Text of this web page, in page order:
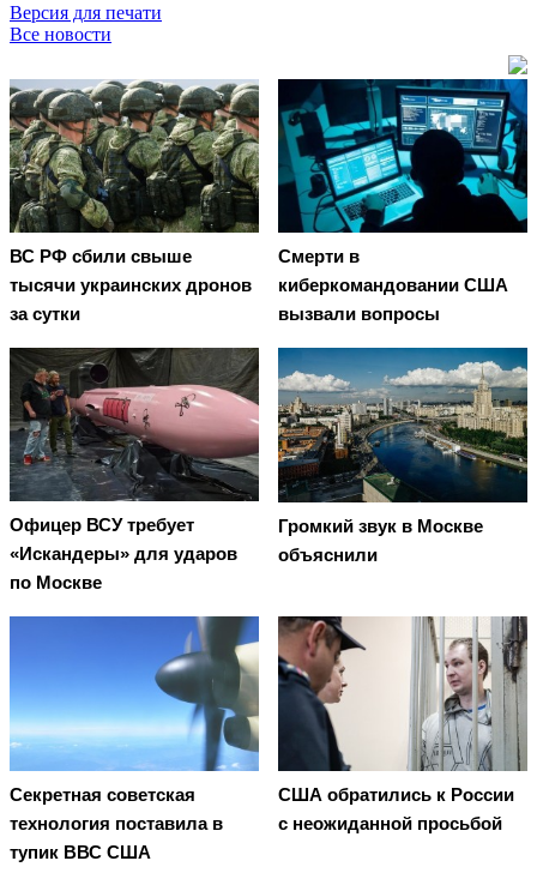
Версия для печати
Все новости
ВС РФ сбили свыше
тысячи украинских дронов
за сутки
Смерти в
киберкомандовании США
вызвали вопросы
Офицер ВСУ требует
«Искандеры» для ударов
по Москве
Громкий звук в Москве
объяснили
Секретная советская
технология поставила в
тупик ВВС США
США обратились к России
с неожиданной просьбой